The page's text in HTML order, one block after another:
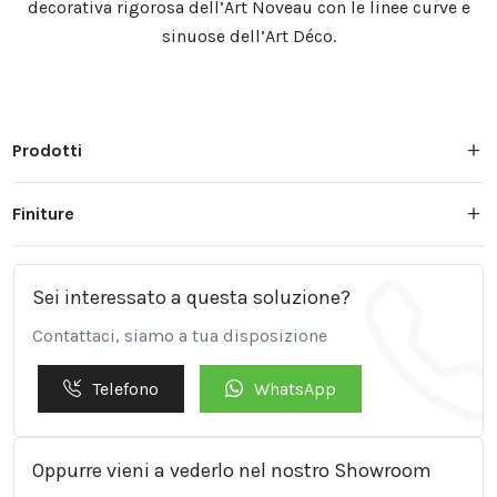
decorativa rigorosa dell’Art Noveau con le linee curve e
sinuose dell’Art Déco.
Prodotti
Finiture
Sei interessato a questa soluzione?
Contattaci, siamo a tua disposizione
Telefono WhatsApp
Oppurre vieni a vederlo nel nostro Showroom